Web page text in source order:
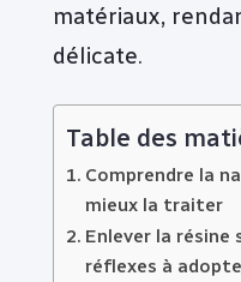
matériaux,
délicate.
Table des
Comprendre la
mieux la traiter
Enlever la résine
réflexes à